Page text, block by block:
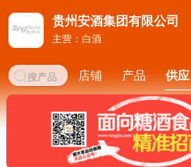
贵州安酒集团有限公司
主营：白酒
店铺 产品 供应